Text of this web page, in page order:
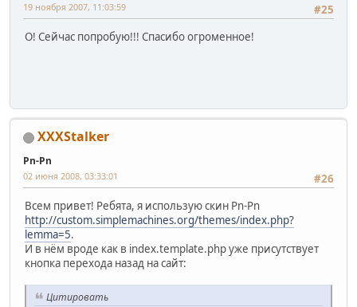
#25
19 ноября 2007, 11:03:59
О! Сейчас попробую!!! Спасибо огроменное!
XXXStalker
Pn-Pn
#26
02 июня 2008, 03:33:01
Всем привет! Ребята, я использую скин Pn-Pn
http://custom.simplemachines.org/themes/index.php?
lemma=5.
И в нём вроде как в index.template.php уже присутствует
кнопка перехода назад на сайт:
Цитировать